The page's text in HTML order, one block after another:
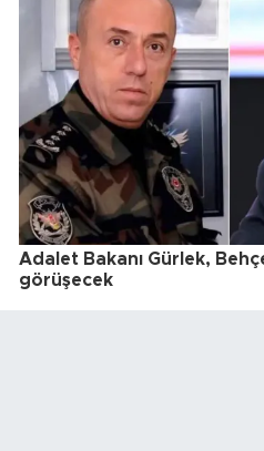
Adalet Bakanı Gürlek,
görüşecek